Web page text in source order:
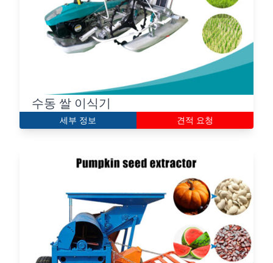
수동 쌀 이식기
세부 정보 견적 요청